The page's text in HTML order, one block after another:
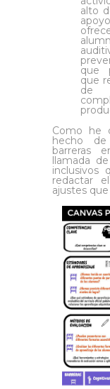
alto
que
que
de
Como he
hecho
barreras
llamada
inclusivos
redactar
ajustes